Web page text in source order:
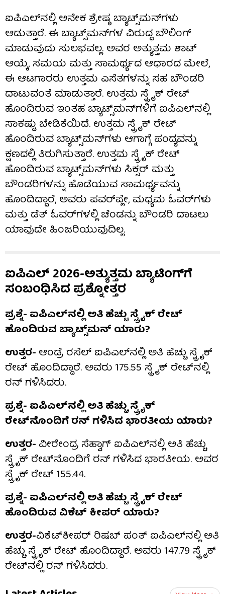
ಐಪಿಎಲ್‌ನಲ್ಲಿ ಅನೇಕ ಶ್ರೇಷ್ಠ ಬ್ಯಾಟ್ಸ್‌ಮನ್‌ಗಳು
ಆಡುತ್ತಾರೆ. ಈ ಬ್ಯಾಟ್ಸ್‌ಮನ್‌ಗಳ ವಿರುದ್ಧ ಬೌಲಿಂಗ್
ಮಾಡುವುದು ಸುಲಭವಲ್ಲ. ಅವರ ಅತ್ಯುತ್ತಮ ಶಾಟ್
ಆಯ್ಕೆ, ಸಮಯ ಮತ್ತು ಸಾಮರ್ಥ್ಯದ ಆಧಾರದ ಮೇಲೆ,
ಈ ಆಟಗಾರರು ಉತ್ತಮ ಎಸೆತಗಳನ್ನು ಸಹ ಬೌಂಡರಿ
ದಾಟುವಂತೆ ಮಾಡುತ್ತಾರೆ. ಉತ್ತಮ ಸ್ಟ್ರೈಕ್ ರೇಟ್
ಹೊಂದಿರುವ ಇಂತಹ ಬ್ಯಾಟ್ಸ್‌ಮನ್‌ಗಳಿಗೆ ಐಪಿಎಲ್‌ನಲ್ಲಿ
ಸಾಕಷ್ಟು ಬೇಡಿಕೆಯಿದೆ. ಉತ್ತಮ ಸ್ಟ್ರೈಕ್ ರೇಟ್
ಹೊಂದಿರುವ ಬ್ಯಾಟ್ಸ್‌ಮನ್‌ಗಳು ಆಗಾಗ್ಗೆ ಪಂದ್ಯವನ್ನು
ಕ್ಷಣದಲ್ಲಿ ತಿರುಗಿಸುತ್ತಾರೆ. ಉತ್ತಮ ಸ್ಟ್ರೈಕ್ ರೇಟ್
ಹೊಂದಿರುವ ಬ್ಯಾಟ್ಸ್‌ಮನ್‌ಗಳು ಸಿಕ್ಸರ್ ಮತ್ತು
ಬೌಂಡರಿಗಳನ್ನು ಹೊಡೆಯುವ ಸಾಮರ್ಥ್ಯವನ್ನು
ಹೊಂದಿದ್ದಾರೆ, ಅವರು ಪವರ್‌ಪ್ಲೇ, ಮಧ್ಯಮ ಓವರ್‌ಗಳು
ಮತ್ತು ಡೆತ್ ಓವರ್‌ಗಳಲ್ಲಿ ಚೆಂಡನ್ನು ಬೌಂಡರಿ ದಾಟಲು
ಯಾವುದೇ ಹಿಂಜರಿಯುವುದಿಲ್ಲ.
ಐಪಿಎಲ್ 2026-ಅತ್ಯುತ್ತಮ ಬ್ಯಾಟಿಂಗ್​ಗೆ
ಸಂಬಂಧಿಸಿದ ಪ್ರಶ್ನೋತ್ತರ
ಪ್ರಶ್ನೆ- ಐಪಿಎಲ್‌ನಲ್ಲಿ ಅತಿ ಹೆಚ್ಚು ಸ್ಟ್ರೈಕ್ ರೇಟ್
ಹೊಂದಿರುವ ಬ್ಯಾಟ್ಸ್‌ಮನ್ ಯಾರು?
ಉತ್ತರ- ಆಂಡ್ರೆ ರಸೆಲ್ ಐಪಿಎಲ್‌ನಲ್ಲಿ ಅತಿ ಹೆಚ್ಚು ಸ್ಟ್ರೈಕ್
ರೇಟ್ ಹೊಂದಿದ್ದಾರೆ. ಅವರು 175.55 ಸ್ಟ್ರೈಕ್ ರೇಟ್‌ನಲ್ಲಿ
ರನ್ ಗಳಿಸಿದರು.
ಪ್ರಶ್ನೆ- ಐಪಿಎಲ್‌ನಲ್ಲಿ ಅತಿ ಹೆಚ್ಚು ಸ್ಟ್ರೈಕ್
ರೇಟ್‌ನೊಂದಿಗೆ ರನ್ ಗಳಿಸಿದ ಭಾರತೀಯ ಯಾರು?
ಉತ್ತರ- ವೀರೇಂದ್ರ ಸೆಹ್ವಾಗ್ ಐಪಿಎಲ್‌ನಲ್ಲಿ ಅತಿ ಹೆಚ್ಚು
ಸ್ಟ್ರೈಕ್ ರೇಟ್‌ನೊಂದಿಗೆ ರನ್ ಗಳಿಸಿದ ಭಾರತೀಯ. ಅವರ
ಸ್ಟ್ರೈಕ್ ರೇಟ್ 155.44.
ಪ್ರಶ್ನೆ- ಐಪಿಎಲ್‌ನಲ್ಲಿ ಅತಿ ಹೆಚ್ಚು ಸ್ಟ್ರೈಕ್ ರೇಟ್
ಹೊಂದಿರುವ ವಿಕೆಟ್ ಕೀಪರ್ ಯಾರು?
ಉತ್ತರ-ವಿಕೆಟ್‌ಕೀಪರ್ ರಿಷಬ್ ಪಂತ್ ಐಪಿಎಲ್‌ನಲ್ಲಿ ಅತಿ
ಹೆಚ್ಚು ಸ್ಟ್ರೈಕ್ ರೇಟ್ ಹೊಂದಿದ್ದಾರೆ. ಅವರು 147.79 ಸ್ಟ್ರೈಕ್
ರೇಟ್‌ನಲ್ಲಿ ರನ್ ಗಳಿಸಿದರು.